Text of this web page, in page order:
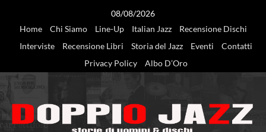
08/08/2026
Home
Chi Siamo Line-Up Italian Jazz
Recensione Dischi
Interviste
Recensione Libri Storia del Jazz Eventi
Contatti
Privacy Policy
Albo D’Oro